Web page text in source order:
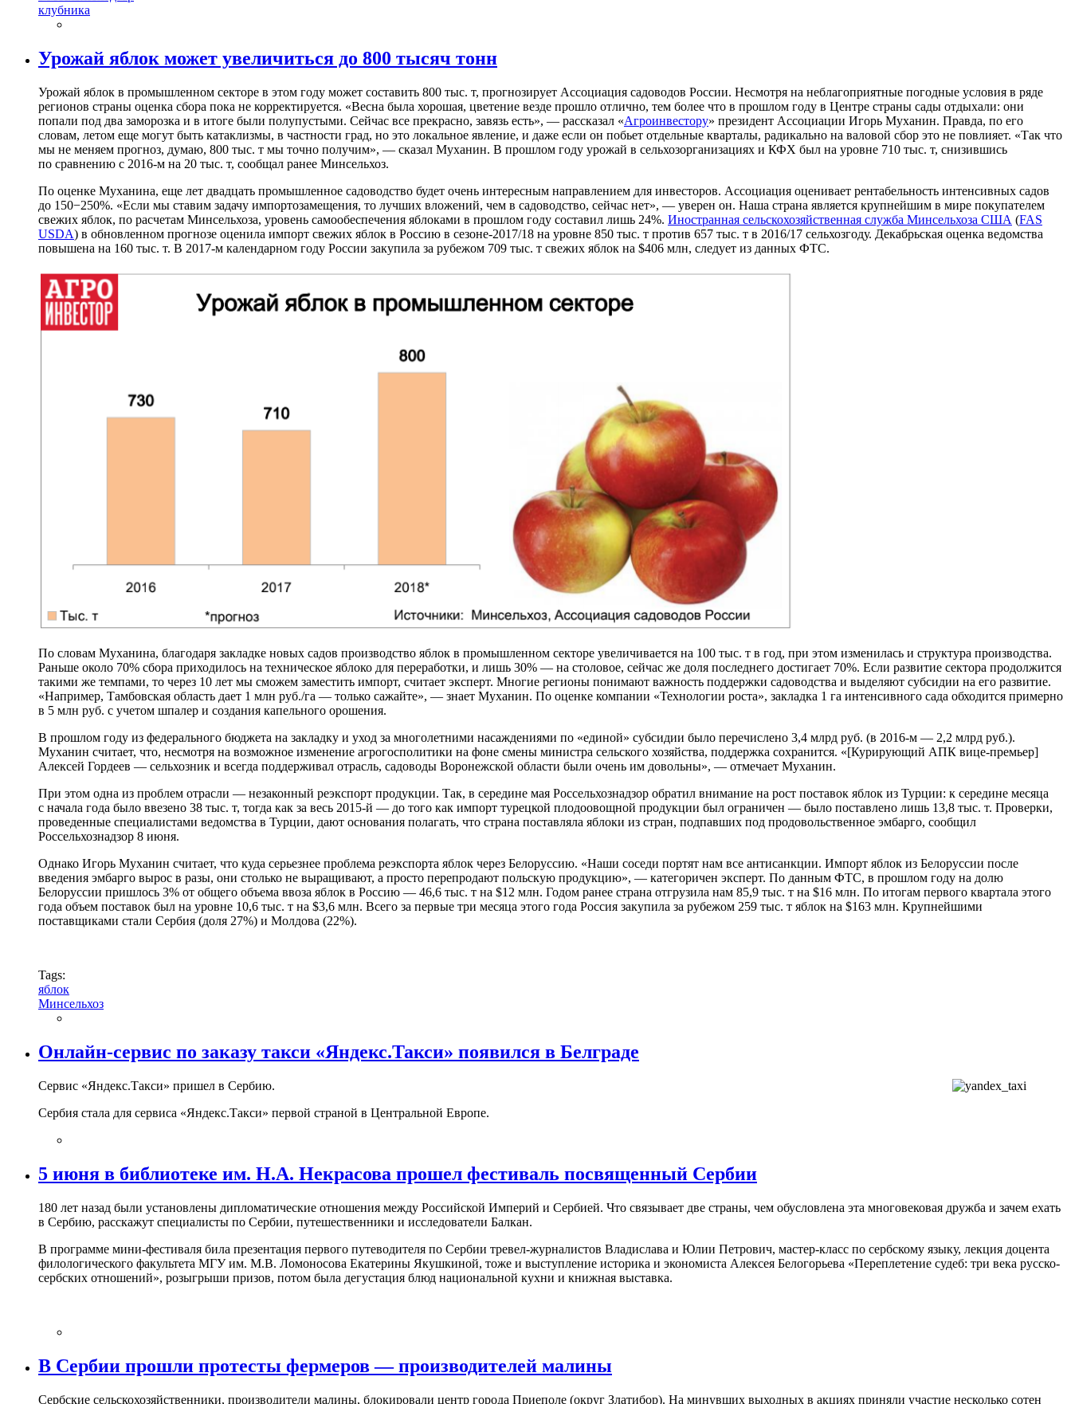
клубника
Урожай яблок может увеличиться до 800 тысяч тонн
Урожай яблок в промышленном секторе в этом году может составить 800 тыс. т, прогнозирует Ассоциация садоводов России. Несмотря на неблагоприятные погодные условия в ряде
регионов страны оценка сбора пока не корректируется. «Весна была хорошая, цветение везде прошло отлично, тем более что в прошлом году в Центре страны сады отдыхали: они
попали под два заморозка и в итоге были полупустыми. Сейчас все прекрасно, завязь есть», — рассказал «Агроинвестору» президент Ассоциации Игорь Муханин. Правда, по его
словам, летом еще могут быть катаклизмы, в частности град, но это локальное явление, и даже если он побьет отдельные кварталы, радикально на валовой сбор это не повлияет. «Так что
мы не меняем прогноз, думаю, 800 тыс. т мы точно получим», — сказал Муханин. В прошлом году урожай в сельхозорганизациях и КФХ был на уровне 710 тыс. т, снизившись
по сравнению с 2016-м на 20 тыс. т, сообщал ранее Минсельхоз.
По оценке Муханина, еще лет двадцать промышленное садоводство будет очень интересным направлением для инвесторов. Ассоциация оценивает рентабельность интенсивных садов
до 150−250%. «Если мы ставим задачу импортозамещения, то лучших вложений, чем в садоводство, сейчас нет», — уверен он. Наша страна является крупнейшим в мире покупателем
свежих яблок, по расчетам Минсельхоза, уровень самообеспечения яблоками в прошлом году составил лишь 24%. Иностранная сельскохозяйственная служба Минсельхоза США (FAS
USDA) в обновленном прогнозе оценила импорт свежих яблок в Россию в сезоне-2017/18 на уровне 850 тыс. т против 657 тыс. т в 2016/17 сельхозгоду. Декабрьская оценка ведомства
повышена на 160 тыс. т. В 2017-м календарном году России закупила за рубежом 709 тыс. т свежих яблок на $406 млн, следует из данных ФТС.
По словам Муханина, благодаря закладке новых садов производство яблок в промышленном секторе увеличивается на 100 тыс. т в год, при этом изменилась и структура производства.
Раньше около 70% сбора приходилось на техническое яблоко для переработки, и лишь 30% — на столовое, сейчас же доля последнего достигает 70%. Если развитие сектора продолжится
такими же темпами, то через 10 лет мы сможем заместить импорт, считает эксперт. Многие регионы понимают важность поддержки садоводства и выделяют субсидии на его развитие.
«Например, Тамбовская область дает 1 млн руб./га — только сажайте», — знает Муханин. По оценке компании «Технологии роста», закладка 1 га интенсивного сада обходится примерно
в 5 млн руб. с учетом шпалер и создания капельного орошения.
В прошлом году из федерального бюджета на закладку и уход за многолетними насаждениями по «единой» субсидии было перечислено 3,4 млрд руб. (в 2016-м — 2,2 млрд руб.).
Муханин считает, что, несмотря на возможное изменение агрогосполитики на фоне смены министра сельского хозяйства, поддержка сохранится. «[Курирующий АПК вице-премьер]
Алексей Гордеев — сельхозник и всегда поддерживал отрасль, садоводы Воронежской области были очень им довольны», — отмечает Муханин.
При этом одна из проблем отрасли — незаконный реэкспорт продукции. Так, в середине мая Россельхознадзор обратил внимание на рост поставок яблок из Турции: к середине месяца
с начала года было ввезено 38 тыс. т, тогда как за весь 2015-й — до того как импорт турецкой плодоовощной продукции был ограничен — было поставлено лишь 13,8 тыс. т. Проверки,
проведенные специалистами ведомства в Турции, дают основания полагать, что страна поставляла яблоки из стран, подпавших под продовольственное эмбарго, сообщил
Россельхознадзор 8 июня.
Однако Игорь Муханин считает, что куда серьезнее проблема реэкспорта яблок через Белоруссию. «Наши соседи портят нам все антисанкции. Импорт яблок из Белоруссии после
введения эмбарго вырос в разы, они столько не выращивают, а просто перепродают польскую продукцию», — категоричен эксперт. По данным ФТС, в прошлом году на долю
Белоруссии пришлось 3% от общего объема ввоза яблок в Россию — 46,6 тыс. т на $12 млн. Годом ранее страна отгрузила нам 85,9 тыс. т на $16 млн. По итогам первого квартала этого
года объем поставок был на уровне 10,6 тыс. т на $3,6 млн. Всего за первые три месяца этого года Россия закупила за рубежом 259 тыс. т яблок на $163 млн. Крупнейшими
поставщиками стали Сербия (доля 27%) и Молдова (22%).
Tags:
яблок
Минсельхоз
Онлайн-сервис по заказу такси «Яндекс.Такси» появился в Белграде
Сервис «Яндекс.Такси» пришел в Сербию.
Сербия стала для сервиса «Яндекс.Такси» первой страной в Центральной Европе.
5 июня в библиотеке им. Н.А. Некрасова прошел фестиваль посвященный Сербии
180 лет назад были установлены дипломатические отношения между Российской Империй и Сербией. Что связывает две страны, чем обусловлена эта многовековая дружба и зачем ехать
в Сербию, расскажут специалисты по Сербии, путешественники и исследователи Балкан.
В программе мини-фестиваля била презентация первого путеводителя по Сербии тревел-журналистов Владислава и Юлии Петрович, мастер-класс по сербскому языку, лекция доцента
филологического факультета МГУ им. М.В. Ломоносова Екатерины Якушкиной, тоже и выступление историка и экономиста Алексея Белогорьева «Переплетение судеб: три века русско-
сербских отношений», розыгрыши призов, потом была дегустация блюд национальной кухни и книжная выставка.
В Сербии прошли протесты фермеров — производителей малины
Сербские сельскохозяйственники, производители малины, блокировали центр города Приеполе (округ Златибор). На минувших выходных в акциях приняли участие несколько сотен